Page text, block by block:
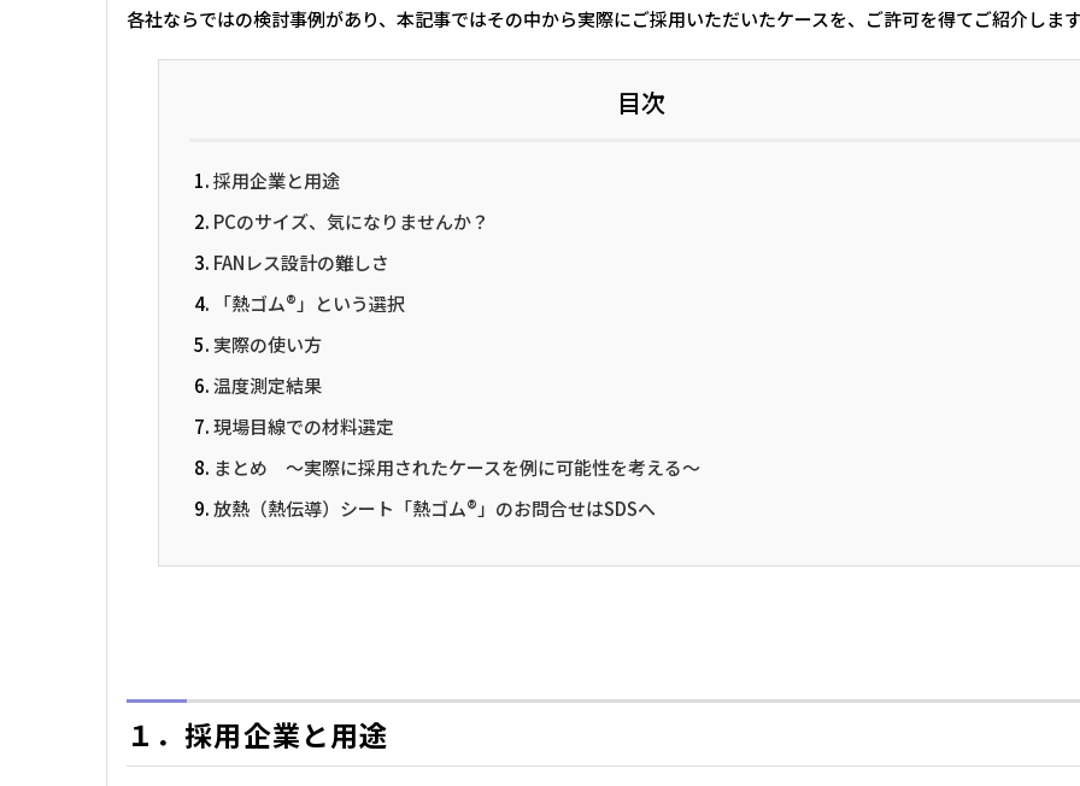
各社ならではの検討事例があり、本記事ではその中から実際にご採用いただいたケースを、ご許可を得てご紹介しま
目次
採用企業と用途
PCのサイズ、気になりませんか？
FANレス設計の難しさ
「熱ゴム®」という選択
実際の使い方
温度測定結果
現場目線での材料選定
まとめ ～実際に採用されたケースを例に可能性を考える～
放熱（熱伝導）シート「熱ゴム®」のお問合せはSDSへ
１．採用企業と用途